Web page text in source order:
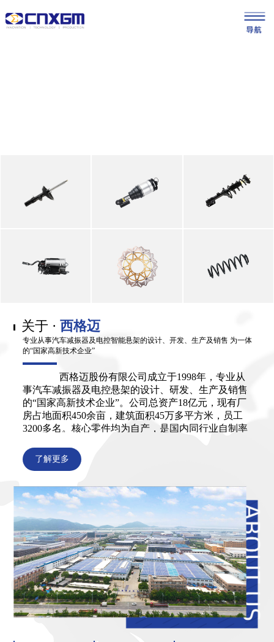
Shock Absorber
智能悬架
Intelligent Suspension Complete Strut Assembly
打气泵
Air Compressor
关于 ·西格迈
专业从事汽车减振器及电控智能悬架的设计、开发、生产及销售 为一体
的“国家高新技术企业”
西格迈股份有限公司成立于1998年，专业从
事汽车减振器及电控悬架的设计、研发、生产及销售
的“国家高新技术企业”。公司总资产18亿元，现有厂
房占地面积450余亩，建筑面积45万多平方米，员工
3200多名。核心零件均为自产，是国内同行业自制率
国产车等150多个国家和地区的2000多种车系，20000
多个型号。公司引领行业，根据整车发展趋势，引进
筒等高端产品，并进行了量产。拥有国家专利30余
项，其中22项专利技术通过省级科技成果登记。公司
还与清华、浙工大等...
了解更多